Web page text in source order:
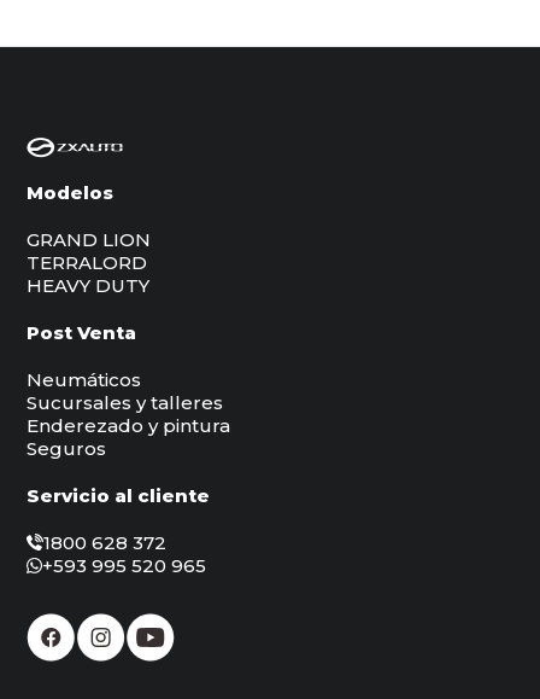
Modelos
GRAND LION
TERRALORD
HEAVY DUTY
Post Venta
Neumáticos
Sucursales y talleres
Enderezado y pintura
Seguros
Servicio al cliente
1800 628 372
+593 995 520 965